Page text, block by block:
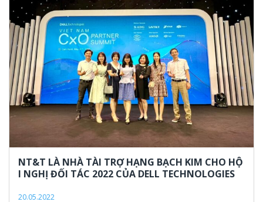
2022
NT&T LÀ NHÀ TÀI TRỢ HẠNG BẠCH KIM CHO HỘ
I NGHỊ ĐỐI TÁC 2022 CỦA DELL TECHNOLOGIES
20.05.2022